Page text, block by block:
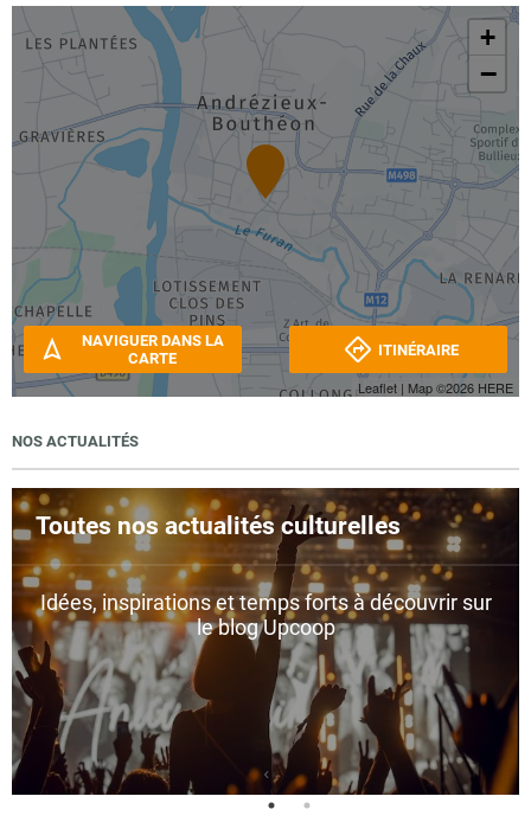
+
−
Leaflet | Map ©2026 HERE
NAVIGUER DANS LA
CARTE
ITINÉRAIRE
NOS ACTUALITÉS
Toutes nos actualités culturelles
Idées, inspirations et temps forts à découvrir sur
le blog Upcoop